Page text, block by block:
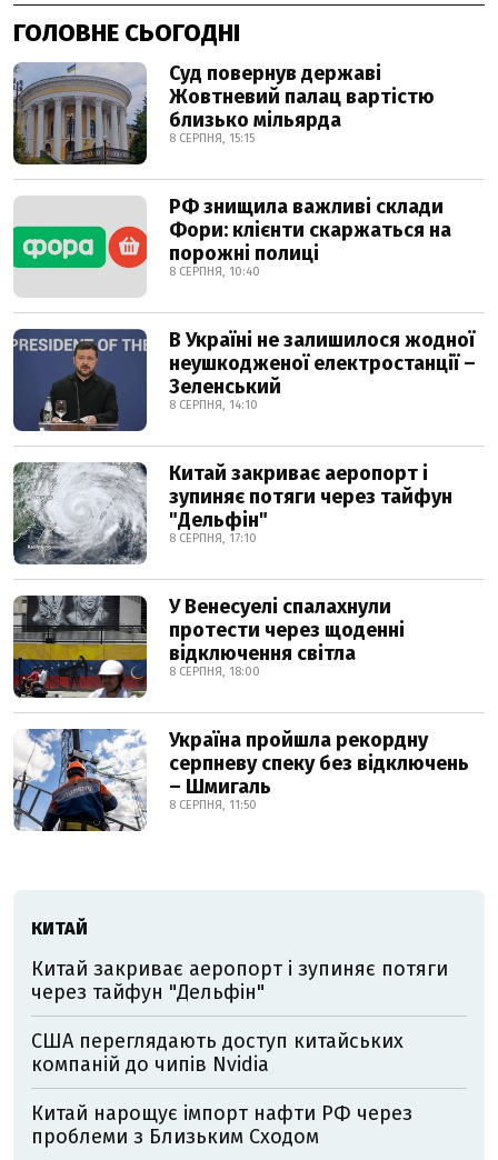
ГОЛОВНЕ СЬОГОДНІ
Суд повернув державі
Жовтневий палац вартістю
близько мільярда
8 СЕРПНЯ, 15:15
РФ знищила важливі склади
Фори: клієнти скаржаться на
порожні полиці
8 СЕРПНЯ, 10:40
В Україні не залишилося жодної
неушкодженої електростанції –
Зеленський
8 СЕРПНЯ, 14:10
Китай закриває аеропорт і
зупиняє потяги через тайфун
"Дельфін"
8 СЕРПНЯ, 17:10
У Венесуелі спалахнули
протести через щоденні
відключення світла
8 СЕРПНЯ, 18:00
Україна пройшла рекордну
серпневу спеку без відключень
– Шмигаль
8 СЕРПНЯ, 11:50
КИТАЙ
Китай закриває аеропорт і зупиняє потяги
через тайфун "Дельфін"
США переглядають доступ китайських
компаній до чипів Nvidia
Китай нарощує імпорт нафти РФ через
проблеми з Близьким Сходом